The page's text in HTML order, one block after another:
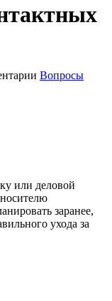
Вопросы
или деловой
заранее,
ухода за